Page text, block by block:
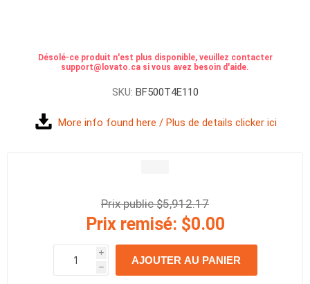
Désolé-ce produit n'est plus disponible, veuillez contacter
support@lovato.ca si vous avez besoin d'aide.
SKU: BF500T4E110
More info found here / Plus de details clicker ici
Prix public $5,912.17
Prix remisé: $0.00
i
h
h
AJOUTER AU PANIER